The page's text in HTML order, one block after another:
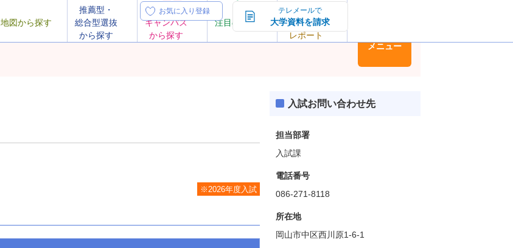
地図から探す
推薦型・
総合型選抜
から探す
オープン
キャンパス
から探す
注目の大学
大学の今
トピック＆
レポート
お気に入り登録 テレメールで
大学資料を請求
メニュー
※2026年度入試
入試お問い合わせ先
担当部署
入試課
電話番号
086-271-8118
所在地
岡山市中区西川原1-6-1